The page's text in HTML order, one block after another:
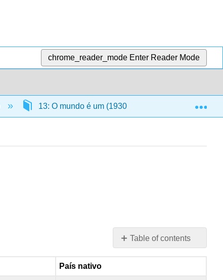
chrome_reader_mode Enter Reader Mode
13: O mundo é um (1930 — 1970) 13.6:
Table of contents
No
País nativo